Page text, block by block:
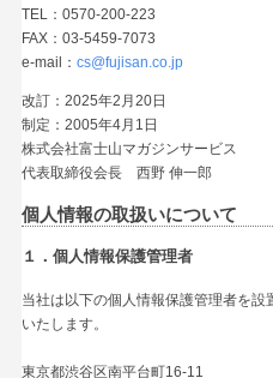
TEL：0570-200-223
FAX：03-5459-7073
e-mail：cs@fujisan.co.jp
改訂：2025年2月20日
制定：2005年4月1日
株式会社富士山マガジンサービス
代表取締役会長 西野 伸一郎
個人情報の取扱いについて
１．個人情報保護管理者
当社は以下の個人情報保護管理者を
いたします。
東京都渋谷区南平台町16-11